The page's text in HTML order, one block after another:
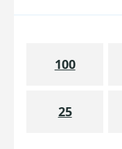
100
25